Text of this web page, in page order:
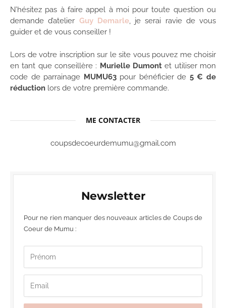
N’hésitez pas à faire appel à moi pour toute question ou
demande d’atelier Guy Demarle, je serai ravie de vous
guider et de vous conseiller !
Lors de votre inscription sur le site vous pouvez me choisir
en tant que conseillère : Murielle Dumont et utiliser mon
code de parrainage MUMU63pour bénéficier de 5 € de
réduction lors de votre première commande.
ME CONTACTER
coupsdecoeurdemumu@gmail.com
Newsletter
Pour ne rien manquer des nouveaux articles de Coups de
Coeur de Mumu :